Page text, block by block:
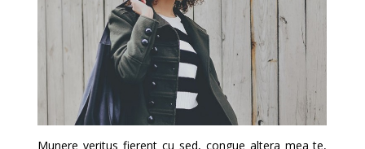
Munere veritus fierent cu sed, congue altera mea te,